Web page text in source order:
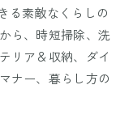
る素敵なくらしの
ら、時短掃除、洗
リア＆収納、ダイ
ナー、暮らし方の